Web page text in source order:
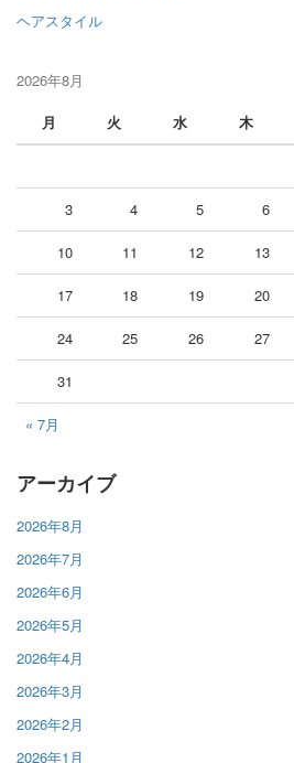
ヘアスタイル
2026年8月
月
火 水 木
« 7月
3 4 5 6
10 11 12 13
17 18 19 20
24 25 26 27
31
アーカイブ
2026年8月
2026年7月
2026年6月
2026年5月
2026年4月
2026年3月
2026年2月
2026年1月